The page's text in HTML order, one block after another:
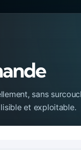
sans
et exploitable.